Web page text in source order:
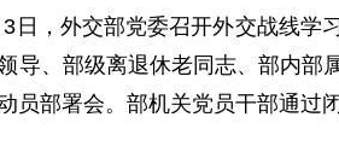
日，外交部党委召开外交战线学
导、部级离退休老同志、部内
员部署会。部机关党员干部通过